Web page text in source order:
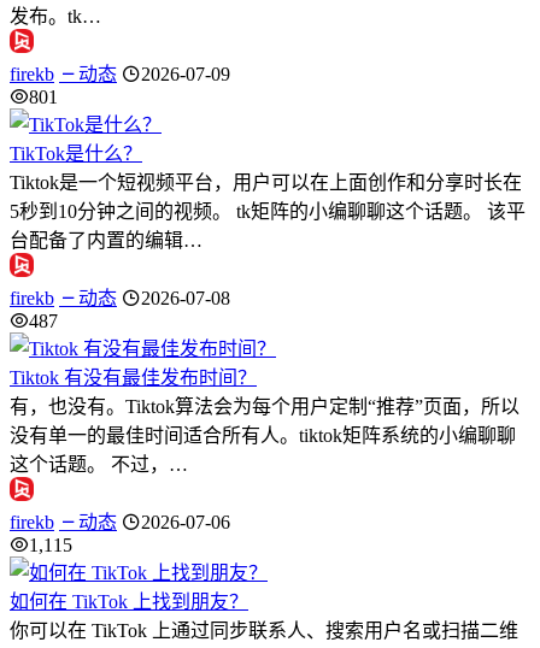
发布。tk…
firekb 动态
2026-07-09
801
TikTok是什么？
Tiktok是一个短视频平台，用户可以在上面创作和分享时长在
5秒到10分钟之间的视频。 tk矩阵的小编聊聊这个话题。 该平
台配备了内置的编辑…
firekb 动态
2026-07-08
487
Tiktok 有没有最佳发布时间？
有，也没有。Tiktok算法会为每个用户定制“推荐”页面，所以
没有单一的最佳时间适合所有人。tiktok矩阵系统的小编聊聊
这个话题。 不过，…
firekb 动态
2026-07-06
1,115
如何在 TikTok 上找到朋友？
你可以在 TikTok 上通过同步联系人、搜索用户名或扫描二维